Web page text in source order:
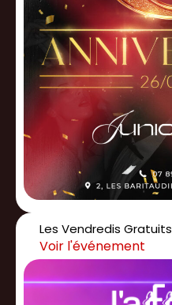
Les Vendredis Gratuits